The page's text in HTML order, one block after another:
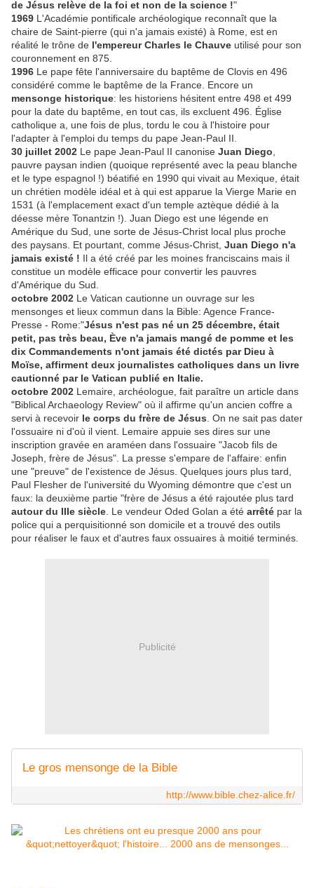
de Jésus relève de la foi et non de la science !"
1969 L'Académie pontificale archéologique reconnaît que la
chaire de Saint-pierre (qui n'a jamais existé) à Rome, est en
réalité le trône de l'empereur Charles le Chauve utilisé pour son
couronnement en 875.
1996 Le pape fête l'anniversaire du baptême de Clovis en 496
considéré comme le baptême de la France. Encore un
mensonge historique: les historiens hésitent entre 498 et 499
pour la date du baptême, en tout cas, ils excluent 496. Église
catholique a, une fois de plus, tordu le cou à l'histoire pour
l'adapter à l'emploi du temps du pape Jean-Paul II.
30 juillet 2002 Le pape Jean-Paul II canonise Juan Diego
pauvre paysan indien (quoique représenté avec la peau blanche
et le type espagnol !) béatifié en 1990 qui vivait au Mexique, était
un chrétien modèle idéal et à qui est apparue la Vierge Marie en
1531 (à l'emplacement exact d'un temple aztèque dédié à la
déesse mère Tonantzin !). Juan Diego est une légende en
Amérique du Sud, une sorte de Jésus-Christ local plus proche
des paysans. Et pourtant, comme Jésus-Christ, Juan Diego n'a
jamais existé ! Il a été créé par les moines franciscains mais il
constitue un modèle efficace pour convertir les pauvres
d'Amérique du Sud.
octobre 2002 Le Vatican cautionne un ouvrage sur les
mensonges et lieux commun dans la Bible: Agence France-
Presse - Rome:"Jésus n'est pas né un 25 décembre, était
petit, pas très beau, Ève n'a jamais mangé de pomme et les
dix Commandements n'ont jamais été dictés par Dieu à
Moïse, affirment deux journalistes catholiques dans un livre
cautionné par le Vatican publié en Italie.
octobre 2002 Lemaire, archéologue, fait paraître un article dans
"Biblical Archaeology Review" où il affirme qu'un ancien coffre a
servi à recevoir le corps du frère de Jésus . On ne sait pas dater
l'ossuaire ni d'où il vient. Lemaire appuie ses dires sur une
inscription gravée en araméen dans l'ossuaire "Jacob fils de
Joseph, frère de Jésus". La presse s'empare de l'affaire: enfin
une "preuve" de l'existence de Jésus. Quelques jours plus tard,
Paul Flesher de l'université du Wyoming démontre que c'est un
faux: la deuxième partie "frère de Jésus a été rajoutée plus tard
autour du IIIe siècle . Le vendeur Oded Golan a été arrêté par la
police qui a perquisitionné son domicile et a trouvé des outils
pour réaliser le faux et d'autres faux ossuaires à moitié terminés.
Publicité
Le gros mensonge de la Bible
http://www.bible.chez-alice.fr/